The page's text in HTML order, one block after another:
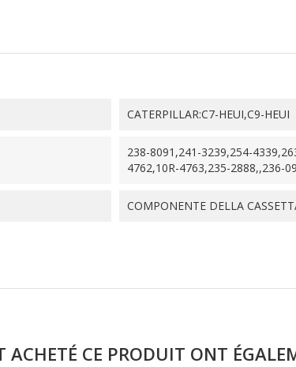
CATERPILLAR:C7-HEUI,C9-HEUI
238-8091,241-3239,254-
4762,10R-4763,235-2888,,236-
COMPONENTE DELLA
ACHETÉ CE PRODUIT ONT